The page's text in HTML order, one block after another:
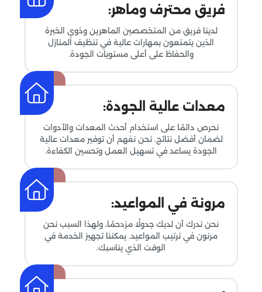
فريق محترف وماهر:
لدينا فريق من المتخصصين الماهرين وذوي الخبرة
الذين يتمتعون بمهارات عالية في تنظيف المنازل
والحفاظ على أعلى مستويات الجودة.
معدات عالية الجودة:
نحرص دائمًا على استخدام أحدث المعدات والأدوات
لضمان أفضل نتائج. نحن نفهم أن توفير معدات عالية
الجودة يساعد في تسهيل العمل وتحسين الكفاءة.
مرونة في المواعيد:
نحن ندرك أن لديك جدولًا مزدحمًا، ولهذا السبب نحن
مرنون في ترتيب المواعيد. يمكننا تجهيز الخدمة في
الوقت الذي يناسبك.